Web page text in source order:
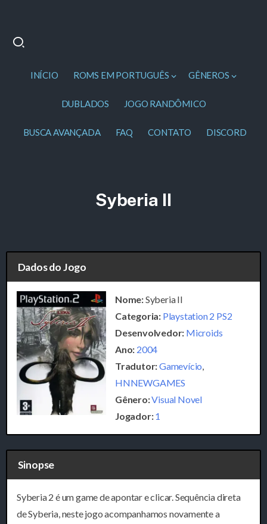
INÍCIO ROMS EM PORTUGUÊS GÊNEROS
DUBLADOS JOGO RANDÔMICO
BUSCA AVANÇADA FAQ CONTATO DISCORD
Syberia II
Dados do Jogo
Nome:Syberia II
Categoria: Playstation 2 PS2
Desenvolvedor: Microids
Ano: 2004
Tradutor:Gamevício
HNNEWGAMES
Gênero:Visual Novel
Jogador:1
Sinopse
Syberia 2 é um game de apontar e clicar. Sequência direta
de Syberia, neste jogo acompanhamos novamente a